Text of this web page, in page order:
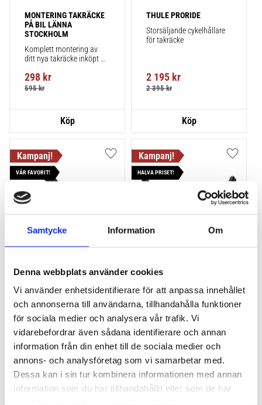
Samtycke Information Om
Denna webbplats använder cookies
Vi använder enhetsidentifierare för att anpassa innehållet
och annonserna till användarna, tillhandahålla funktioner
för sociala medier och analysera vår trafik. Vi
vidarebefordrar även sådana identifierare och annan
information från din enhet till de sociala medier och
annons- och analysföretag som vi samarbetar med.
Dessa kan i sin tur kombinera informationen med annan
information som du har tillhandahållit eller som de har
MONTERING TAKRÄCKE
PÅ BIL LÄNNA
STOCKHOLM
Komplett montering av
ditt nya takräcke inköpt
montering på din bil.
298 kr
595kr
THULE PRORIDE
Storsäljande cykelhållare
för takräcke
2 195 kr
2 395kr
THULE PRORIDE BLACK
Storsäljande
takcykelhållare
2 395kr
VÅR FAVORIT!
Lägg till i favoriter
THULE DOCKGLIDE
Horisontell kajakhållare
1 495kr
HALVA PRISET!
Lägg